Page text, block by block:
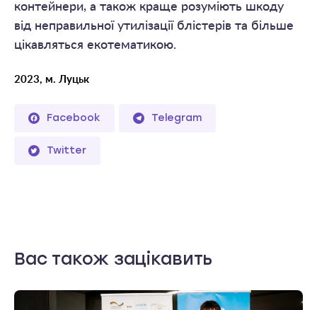
контейнери, а також краще розуміють шкоду
від неправильної утилізації блістерів та більше
цікавляться екотематикою.
2023, м. Луцьк
Facebook Telegram
Twitter
Вас також зацікавить